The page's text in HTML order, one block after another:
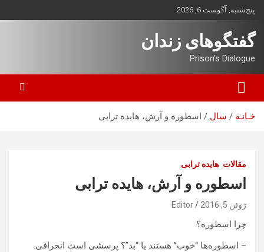
محتوا
بروید
پنج‌شنبه, آگوست 6, 2026
گفتگوهای زندان
Prison's Dialogue
خـانـه سال اسطوره و آرش، هایده ترابی
مقالات هایده ترابی
اسطوره و آرش، هایده ترابی
ژوئن 5, 2016 Editor
چرا اسطوره؟
– اسطوره‌ها “خوب” هستند یا “بد”؟ پرسشی است انحرافی.